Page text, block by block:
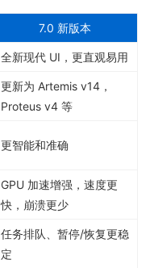
7.0 新版本
全新现代 UI，更直观易用
更新为 Artemis v14，
Proteus v4 等
更智能和准确
GPU 加速增强，速度更
快，崩溃更少
任务排队、暂停/恢复更稳
定